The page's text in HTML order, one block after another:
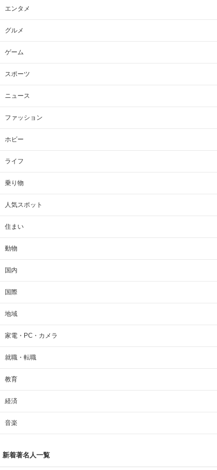
エンタメ
グルメ
ゲーム
スポーツ
ニュース
ファッション
ホビー
ライフ
乗り物
人気スポット
住まい
動物
国内
国際
地域
家電・PC・カメラ
就職・転職
教育
経済
音楽
新着著名人一覧